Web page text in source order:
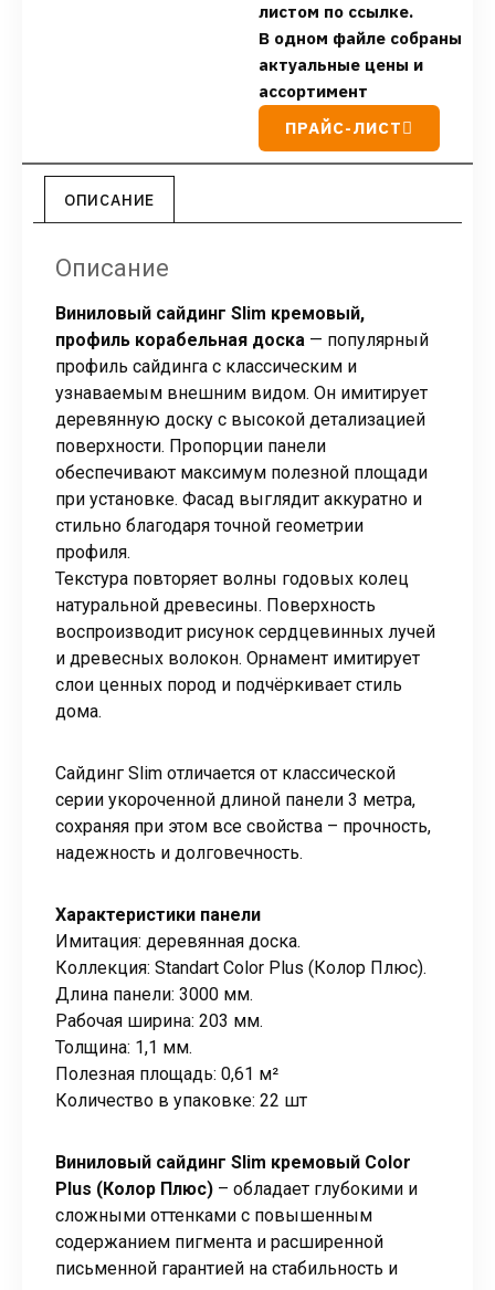
листом по ссылке.
В одном файле собраны
актуальные цены и
ассортимент
ПРАЙС-ЛИСТ
ОПИСАНИЕ
Описание
Виниловый сайдинг Slim кремовый,
профиль корабельная доска — популярный
профиль сайдинга с классическим и
узнаваемым внешним видом. Он имитирует
деревянную доску с высокой детализацией
поверхности. Пропорции панели
обеспечивают максимум полезной площади
при установке. Фасад выглядит аккуратно и
стильно благодаря точной геометрии
профиля.
Текстура повторяет волны годовых колец
натуральной древесины. Поверхность
воспроизводит рисунок сердцевинных лучей
и древесных волокон. Орнамент имитирует
слои ценных пород и подчёркивает стиль
дома.
Сайдинг Slim отличается от классической
серии укороченной длиной панели 3 метра,
сохраняя при этом все свойства – прочность,
надежность и долговечность.
Характеристики панели
Имитация: деревянная доска.
Коллекция: Standart Color Plus (Колор Плюс).
Длина панели: 3000 мм.
Рабочая ширина: 203 мм.
Толщина: 1,1 мм.
Полезная площадь: 0,61 м²
Количество в упаковке: 22 шт
Виниловый сайдинг Slim кремовый Color
Plus (Колор Плюс) – обладает глубокими и
сложными оттенками с повышенным
содержанием пигмента и расширенной
письменной гарантией на стабильность и